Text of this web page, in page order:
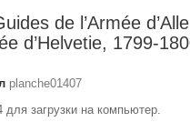
de l’Armée
d’Helvetie, 1799-
planche01407
для загрузки на компьютер.